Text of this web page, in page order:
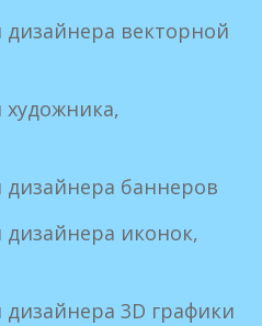
дизайнера векторной
художника,
дизайнера баннеров
дизайнера иконок,
3D графики